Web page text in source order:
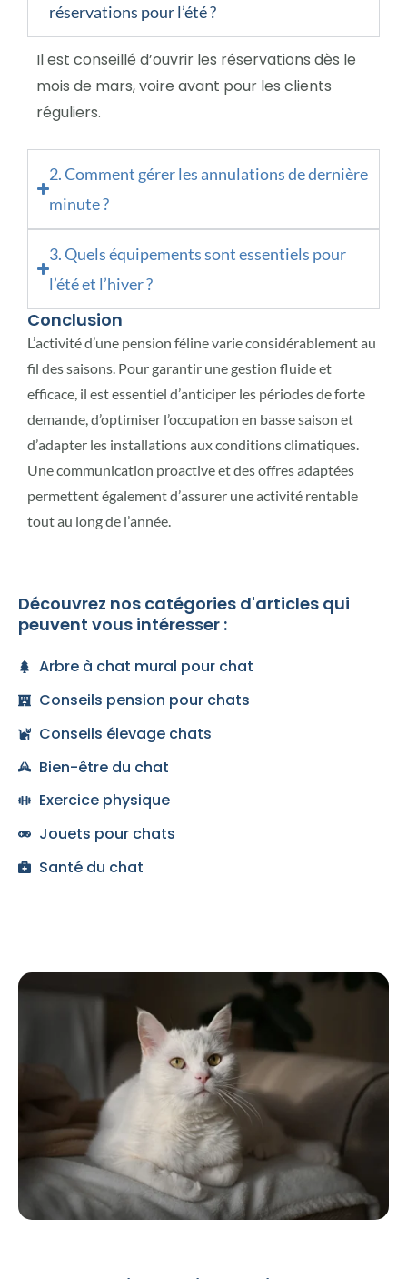
réservations pour l’été ?
Il est conseillé d’ouvrir les réservations dès le
mois de mars, voire avant pour les clients
réguliers.
2. Comment gérer les annulations de dernière
minute ?
3. Quels équipements sont essentiels pour
l’été et l’hiver ?
Conclusion
L’activité d’une pension féline varie considérablement au
fil des saisons. Pour garantir une gestion fluide et
efficace, il est essentiel d’anticiper les périodes de forte
demande, d’optimiser l’occupation en basse saison et
d’adapter les installations aux conditions climatiques.
Une communication proactive et des offres adaptées
permettent également d’assurer une activité rentable
tout au long de l’année.
Découvrez nos catégories d'articles qui
peuvent vous intéresser :
Arbre à chat mural pour chat
Conseils pension pour chats
Conseils élevage chats
Bien-être du chat
Exercice physique
Jouets pour chats
Santé du chat